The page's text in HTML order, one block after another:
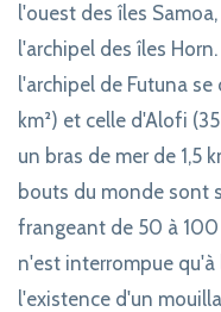
l'ouest des îles
l'archipel des îles
l'archipel de Futuna
km²) et celle d'Alofi
un bras de mer de 1,5
bouts du monde sont
frangeant de 50 à
n'est interrompue qu'à
l'existence d'un